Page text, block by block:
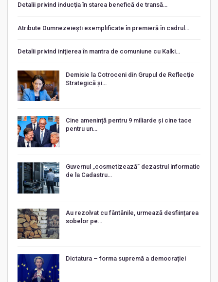
Detalii privind inducția în starea benefică de transă…
Atribute Dumnezeiești exemplificate în premieră în cadrul…
Detalii privind iniţierea în mantra de comuniune cu Kalki…
Demisie la Cotroceni din Grupul de Reflecție
Strategică și…
Cine amenință pentru 9 miliarde și cine tace
pentru un…
Guvernul „cosmetizează” dezastrul informatic
de la Cadastru…
Au rezolvat cu fântânile, urmează desființarea
sobelor pe…
Dictatura – forma supremă a democrației